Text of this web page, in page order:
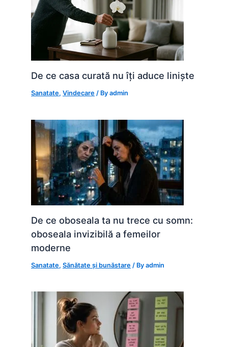
De ce casa curată nu îți aduce liniște
Sanatate,Vindecare / Byadmin
De ce oboseala ta nu trece cu somn:
oboseala invizibilă a femeilor
moderne
Sanatate,Sănătate și bunăstare / Byadmin